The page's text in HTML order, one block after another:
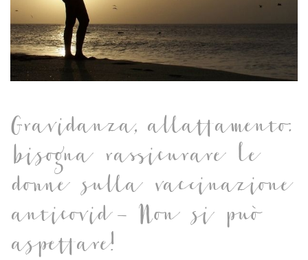
Gravidanza, allattamento:
bisogna rassicurare le
donne sulla vaccinazione
anticovid – Non si può
aspettare!